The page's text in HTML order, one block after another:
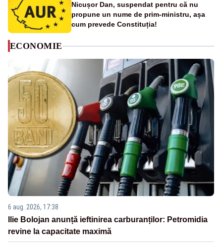
Nicușor Dan, suspendat pentru că nu
propune un nume de prim-ministru, așa
cum prevede Constituția!
ECONOMIE
6 aug. 2026, 17:38
Ilie Bolojan anunță ieftinirea carburanților: Petromidia
revine la capacitate maximă